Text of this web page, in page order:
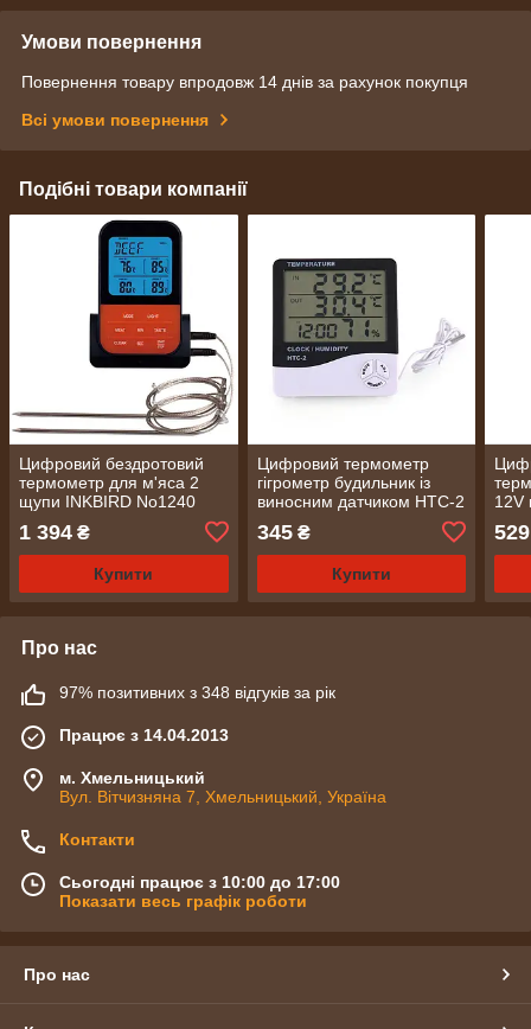
Умови повернення
Повернення товару впродовж 14 днів за рахунок покупця
Всі умови повернення
Подібні товари компанії
Цифровий бездротовий
термометр для м'яса 2
щупи INKBIRD No1240
1 394 ₴
Купити
Цифровий термометр
гігрометр будильник із
виносним датчиком HTC-2
345₴
Купити
12V
529
Про нас
97% позитивних з 348 відгуків за рік
Працює з 14.04.2013
м. Хмельницький
Вул. Вітчизняна 7, Хмельницький, Україна
Контакти
Сьогодні працює з 10:00 до 17:00
Показати весь графік роботи
Про нас